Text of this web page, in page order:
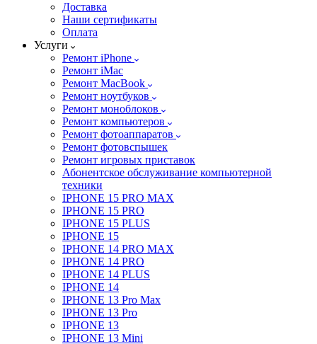
Доставка
Наши сертификаты
Оплата
Услуги
Ремонт iPhone
Ремонт iMac
Ремонт MacBook
Ремонт ноутбуков
Ремонт моноблоков
Ремонт компьютеров
Ремонт фотоаппаратов
Ремонт фотовспышек
Ремонт игровых приставок
Абонентское обслуживание компьютерной
техники
IPHONE 15 PRO MAX
IPHONE 15 PRO
IPHONE 15 PLUS
IPHONE 15
IPHONE 14 PRO MAX
IPHONE 14 PRO
IPHONE 14 PLUS
IPHONE 14
IPHONE 13 Pro Max
IPHONE 13 Pro
IPHONE 13
IPHONE 13 Mini